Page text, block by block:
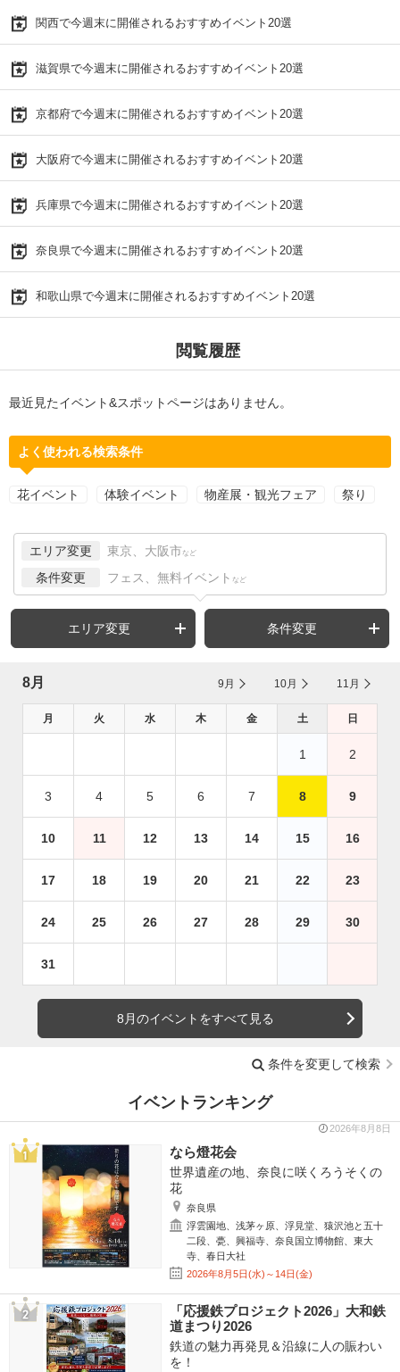
関西で今週末に開催されるおすすめイベント20選
滋賀県で今週末に開催されるおすすめイベント20選
京都府で今週末に開催されるおすすめイベント20選
大阪府で今週末に開催されるおすすめイベント20選
兵庫県で今週末に開催されるおすすめイベント20選
奈良県で今週末に開催されるおすすめイベント20選
和歌山県で今週末に開催されるおすすめイベント20選
閲覧履歴
最近見たイベント&スポットページはありません。
よく使われる検索条件
花イベント 体験イベント 物産展・観光フェア 祭り
エリア変更 東京、大阪市 など
条件変更 フェス、無料イベント など
エリア変更 条件変更
8月 9月 10月 11月
月 火 水 木 金 土 日
1 2
3 4 5 6 7 8 9
10 11 12 13 14 15 16
17 18 19 20 21 22 23
24 25 26 27 28 29 30
31
8月のイベントをすべて見る
条件を変更して検索
イベントランキング
2026年8月8日
なら燈花会
世界遺産の地、奈良に咲くろうそくの
花
奈良県
浮雲園地、浅茅ヶ原、浮見堂、猿沢池と五十
二段、甍、興福寺、奈良国立博物館、東大
寺、春日大社
2026年8月5日(水)～14日(金)
「応援鉄プロジェクト2026」大和鉄
道まつり2026
鉄道の魅力再発見＆沿線に人の賑わい
を！